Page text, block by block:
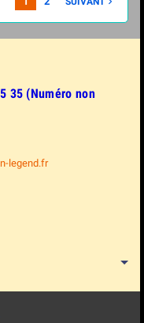
35 (Numéro non
legend.fr